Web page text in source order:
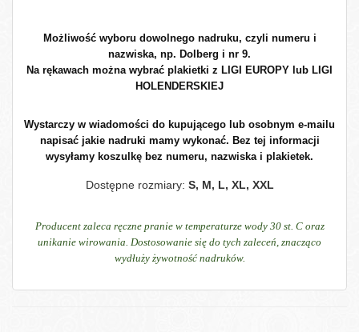
Możliwość wyboru dowolnego nadruku, czyli numeru i
nazwiska, np. Dolberg i nr 9.
Na rękawach można wybrać plakietki z LIGI EUROPY lub LIGI
HOLENDERSKIEJ
Wystarczy w wiadomości do kupującego lub osobnym e-mailu
napisać jakie nadruki mamy wykonać. Bez tej informacji
wysyłamy koszulkę bez numeru, nazwiska i plakietek.
Dostępne rozmiary: S, M, L, XL, XXL
Producent zaleca ręczne pranie w temperaturze wody 30 st. C oraz
unikanie wirowania. Dostosowanie się do tych zaleceń, znacząco
wydłuży żywotność nadruków.